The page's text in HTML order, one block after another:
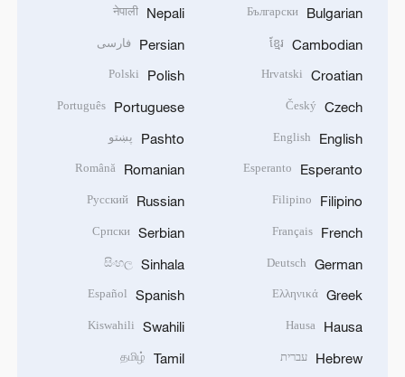
Bulgarian
Български
Cambodian
ខ្មែរ
Croatian
Hrvatski
Czech
Český
English
English
Esperanto
Esperanto
Filipino
Filipino
French
Français
German
Deutsch
Greek
Ελληνικά
Hausa
Hausa
Hebrew עברית
Nepali
नेपाली
Persian فارسی
Polish
Polski
Portuguese
Português
Pashto پښتو
Romanian
Română
Russian
Русский
Serbian
Српски
Sinhala
සිංහල
Spanish
Español
Swahili
Kiswahili
Tamil
தமிழ்